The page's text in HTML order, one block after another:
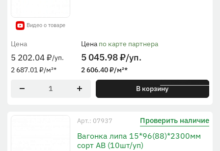
Видео о товаре
Цена
5 202.04₽/уп.
2 687.01₽/м²*
Цена по карте партнера
5 045.98₽/уп.
2 606.40₽/м²*
* По рабочей ширине
В корзину
Арт.: 07937 Проверить наличие
Вагонка липа 15*96(88)*2300мм
сорт АВ (10шт/уп)